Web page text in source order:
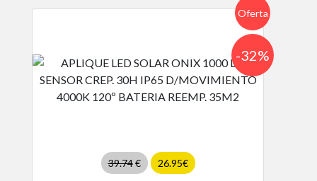
Oferta
39.74€ 26.95€
-32%